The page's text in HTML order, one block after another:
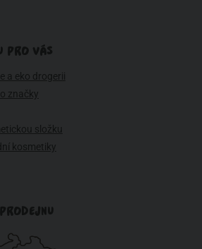
PRO VÁS
a eko drogerii
značky
složku
kosmetiky